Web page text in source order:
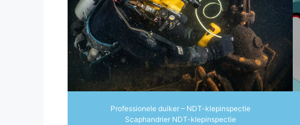
Professionele duiker – NDT-klepinspectie
Scaphandrier NDT-klepinspectie